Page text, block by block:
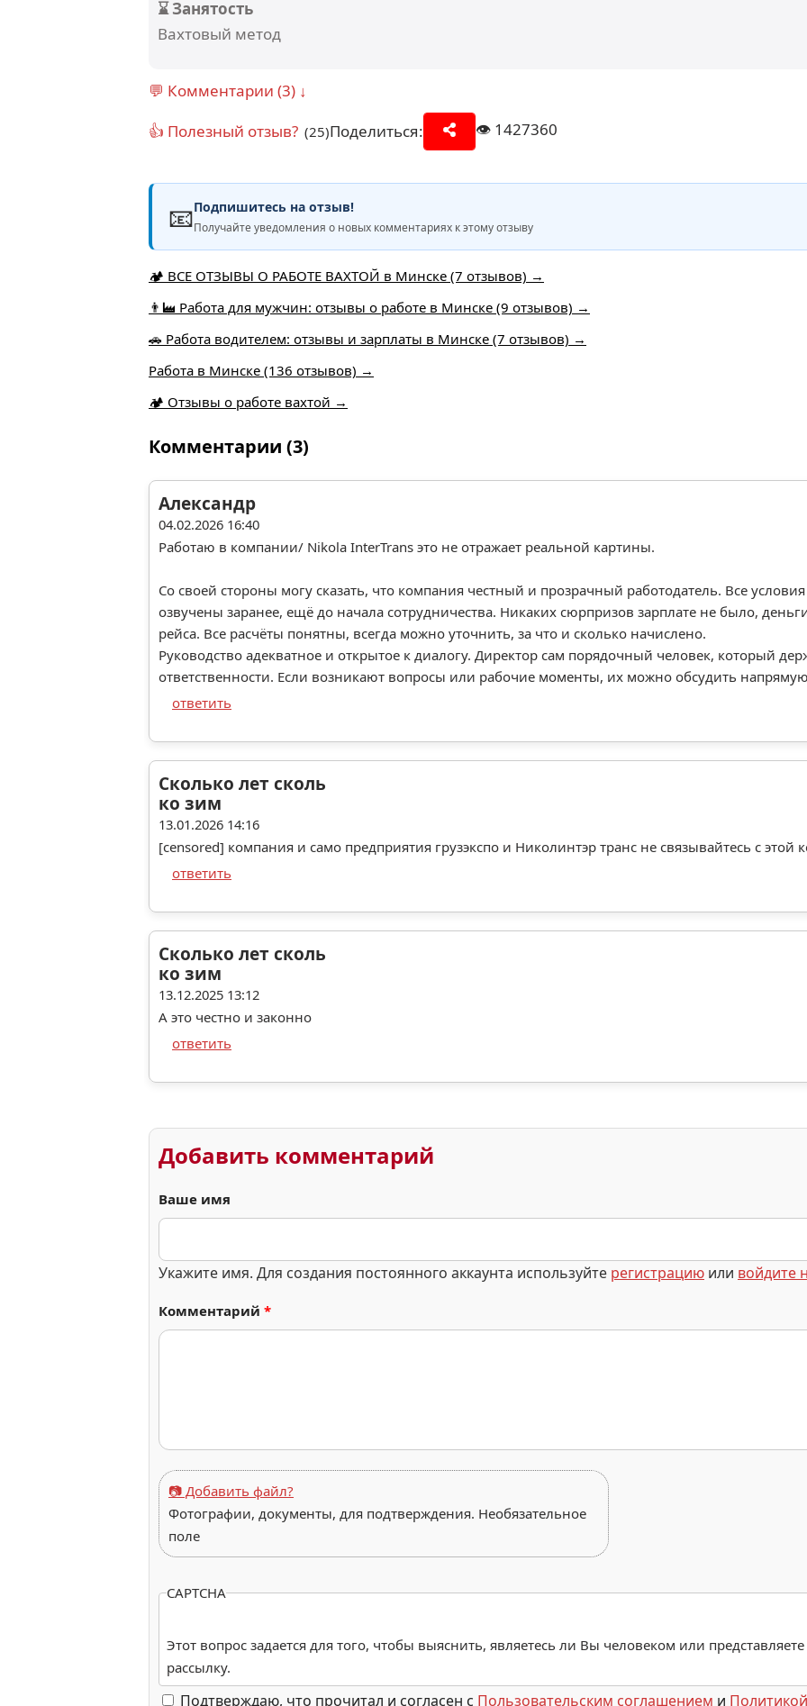
⌛ Занятость
Вахтовый метод
💬 Комментарии (3) ↓
👍 Полезный отзыв? (25)Поделиться: 👁️ 1427360
📧Подпишитесь на отзыв!
Получайте уведомления о новых комментариях к этому отзыву
🏕️ ВСЕ ОТЗЫВЫ О РАБОТЕ ВАХТОЙ в Минске (7 отзывов) →
👨‍🏭 Работа для мужчин: отзывы о работе в Минске (9 отзывов) →
🚗 Работа водителем: отзывы и зарплаты в Минске (7 отзывов) →
Работа в Минске (136 отзывов) →
🏕 Отзывы о работе вахтой →
Комментарии (3)
Александр
04.02.2026 16:40
Работаю в компании/ Nikola InterTrans это не отражает реальной картины.
Со своей стороны могу сказать, что компания честный и прозрачный работодатель. Все
озвучены заранее, ещё до начала сотрудничества. Никаких сюрпризов зарплате не было,
рейса. Все расчёты понятны, всегда можно уточнить, за что и сколько начислено.
Руководство адекватное и открытое к диалогу. Директор сам порядочный человек, который
ответственности. Если возникают вопросы или рабочие моменты, их можно обсудить
ответить
Сколько лет сколь
ко зим
13.01.2026 14:16
[censored] компания и само предприятия грузэкспо и Николинтэр транс не связывайтесь с
ответить
Сколько лет сколь
ко зим
13.12.2025 13:12
А это честно и законно
ответить
Добавить комментарий
Ваше имя
Укажите имя. Для создания постоянного аккаунта используйте регистрацию или войдите
Комментарий *
📷 Добавить файл?
Фотографии, документы, для подтверждения. Необязательное
поле
CAPTCHA
Этот вопрос задается для того, чтобы выяснить, являетесь ли Вы человеком или
рассылку.
Подтверждаю, что прочитал и согласен с Пользовательским соглашением и